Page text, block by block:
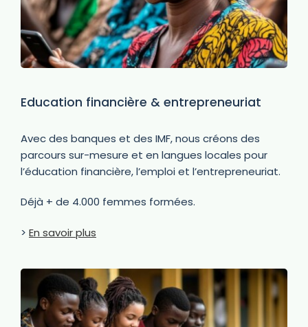
Education financière & entrepreneuriat
Avec des banques et des IMF, nous créons des
parcours sur-mesure et en langues locales pour
l’éducation financière, l’emploi et l’entrepreneuriat.
Déjà + de 4.000 femmes formées.
> En savoir plus